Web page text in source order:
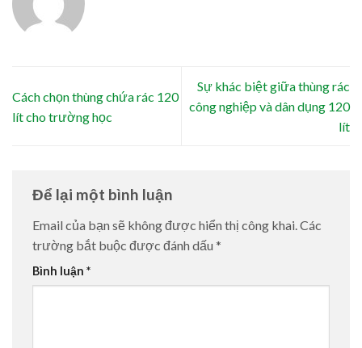
Cách chọn thùng chứa rác 120
lít cho trường học
Sự khác biệt giữa thùng rác
công nghiệp và dân dụng 120
lít
Để lại một bình luận
Email của bạn sẽ không được hiển thị công khai.Các
trường bắt buộc được đánh dấu *
Bình luận *